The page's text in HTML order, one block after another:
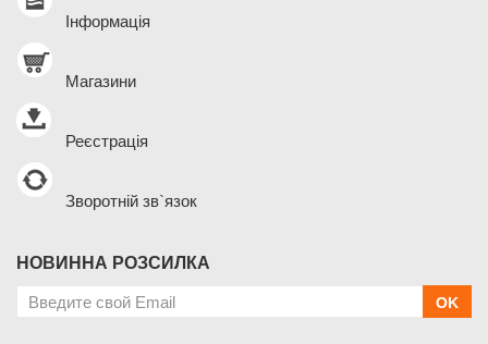
Інформація
Магазини
Реєстрація
Зворотній зв`язок
НОВИННА РОЗСИЛКА
OK